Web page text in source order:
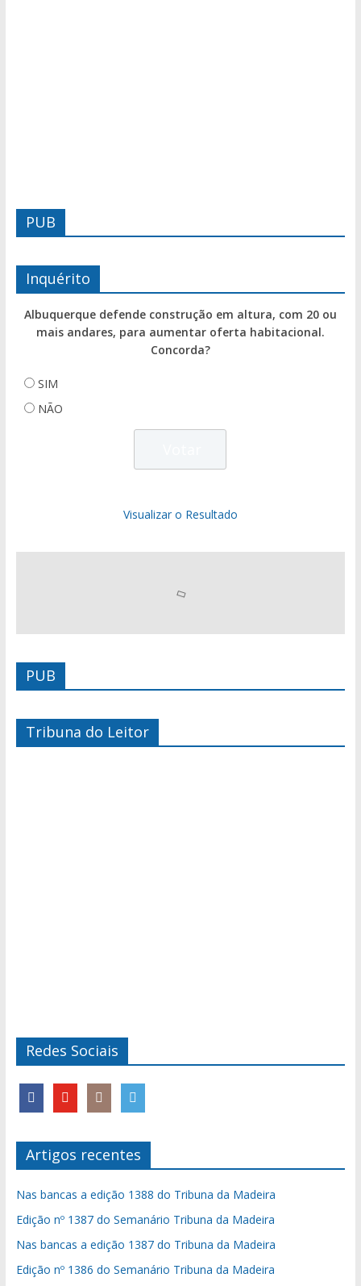
PUB
Inquérito
Albuquerque defende construção em altura, com 20 ou
mais andares, para aumentar oferta habitacional.
Concorda?
SIM
NÃO
Visualizar o Resultado
PUB
Tribuna do Leitor
Redes Sociais
Artigos recentes
Nas bancas a edição 1388 do Tribuna da Madeira
Edição nº 1387 do Semanário Tribuna da Madeira
Nas bancas a edição 1387 do Tribuna da Madeira
Edição nº 1386 do Semanário Tribuna da Madeira